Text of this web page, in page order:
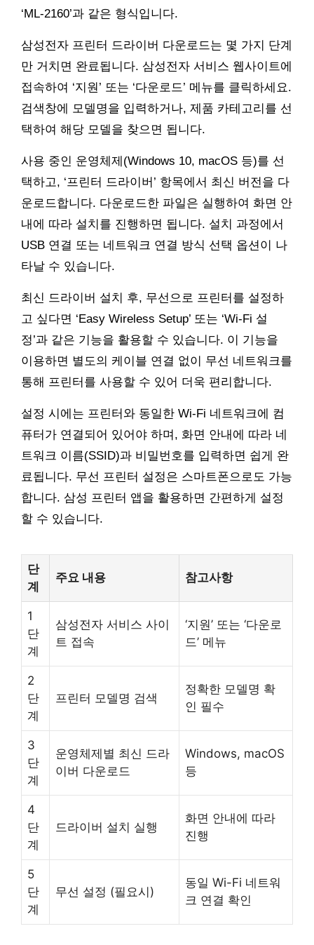
‘ML-2160’과 같은 형식입니다.
삼성전자 프린터 드라이버 다운로드는 몇 가지 단계
만 거치면 완료됩니다. 삼성전자 서비스 웹사이트에
접속하여 ‘지원’ 또는 ‘다운로드’ 메뉴를 클릭하세요.
검색창에 모델명을 입력하거나, 제품 카테고리를 선
택하여 해당 모델을 찾으면 됩니다.
사용 중인 운영체제(Windows 10, macOS 등)를 선
택하고, ‘프린터 드라이버’ 항목에서 최신 버전을 다
운로드합니다. 다운로드한 파일은 실행하여 화면 안
내에 따라 설치를 진행하면 됩니다. 설치 과정에서
USB 연결 또는 네트워크 연결 방식 선택 옵션이 나
타날 수 있습니다.
최신 드라이버 설치 후, 무선으로 프린터를 설정하
고 싶다면 ‘Easy Wireless Setup’ 또는 ‘Wi-Fi 설
정’과 같은 기능을 활용할 수 있습니다. 이 기능을
이용하면 별도의 케이블 연결 없이 무선 네트워크를
통해 프린터를 사용할 수 있어 더욱 편리합니다.
설정 시에는 프린터와 동일한 Wi-Fi 네트워크에 컴
퓨터가 연결되어 있어야 하며, 화면 안내에 따라 네
트워크 이름(SSID)과 비밀번호를 입력하면 쉽게 완
료됩니다. 무선 프린터 설정은 스마트폰으로도 가능
합니다. 삼성 프린터 앱을 활용하면 간편하게 설정
할 수 있습니다.
단
계
주요 내용 참고사항
1
단
계
삼성전자 서비스 사이
트 접속
‘지원’ 또는 ‘다운로
드’ 메뉴
2
단
계
프린터 모델명 검색
정확한 모델명 확
인 필수
3
단
계
운영체제별 최신 드라
이버 다운로드
Windows, macOS
등
4
단
계
드라이버 설치 실행
화면 안내에 따라
진행
5
단
계
무선 설정 (필요시)
동일 Wi-Fi 네트워
크 연결 확인